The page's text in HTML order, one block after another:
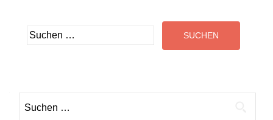
Suche
nach:
nach: